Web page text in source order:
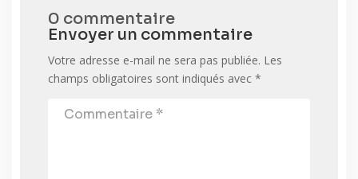
0 commentaire
Envoyer un commentaire
Votre adresse e-mail ne sera pas publiée. Les
champs obligatoires sont indiqués avec *